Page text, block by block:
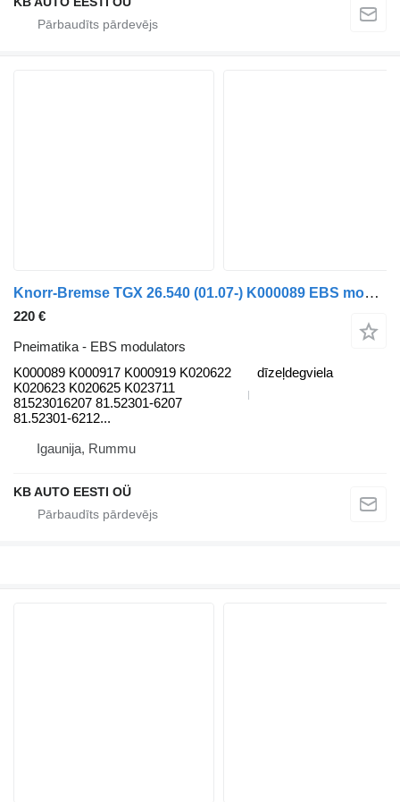
Knorr-Bremse TGX 26.540 (01.07-) K000089 EBS modulators paredzēts MAN TGL, TGM, TGS, TGX (2005-2021) kravas automašīnas
220 €
Pneimatika - EBS modulators
K000089 K000917 K000919 K020622
K020623 K020625 K023711
81523016207 81.52301-6207
81.52301-6212...
dīzeļdegviela
Igaunija, Rummu
KB AUTO EESTI OÜ